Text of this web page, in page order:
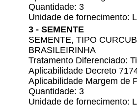
Quantidade: 3
Unidade de fornecimento:
3 - SEMENTE
SEMENTE, TIPO
BRASILEIRINHA
Tratamento Diferenciado:
Aplicabilidade Decreto
Aplicabilidade Margem de
Quantidade: 3
Unidade de fornecimento: